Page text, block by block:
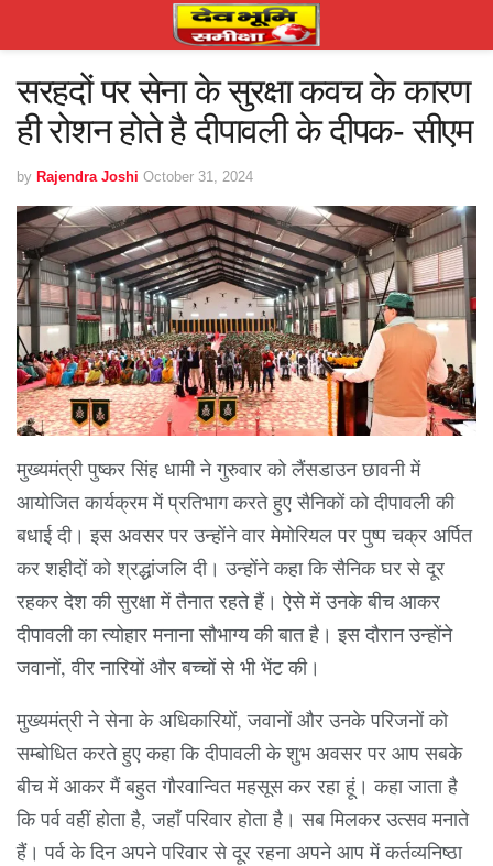
सरहदों पर सेना के सुरक्षा कवच के कारण
ही रोशन होते है दीपावली के दीपक- सीएम
by Rajendra Joshi October 31, 2024
मुख्यमंत्री पुष्कर सिंह धामी ने गुरुवार को लैंसडाउन छावनी में
आयोजित कार्यक्रम में प्रतिभाग करते हुए सैनिकों को दीपावली की
बधाई दी। इस अवसर पर उन्होंने वार मेमोरियल पर पुष्प चक्र अर्पित
कर शहीदों को श्रद्धांजलि दी। उन्होंने कहा कि सैनिक घर से दूर
रहकर देश की सुरक्षा में तैनात रहते हैं। ऐसे में उनके बीच आकर
दीपावली का त्योहार मनाना सौभाग्य की बात है। इस दौरान उन्होंने
जवानों, वीर नारियों और बच्चों से भी भेंट की।
मुख्यमंत्री ने सेना के अधिकारियों, जवानों और उनके परिजनों को
सम्बोधित करते हुए कहा कि दीपावली के शुभ अवसर पर आप सबके
बीच में आकर मैं बहुत गौरवान्वित महसूस कर रहा हूं। कहा जाता है
कि पर्व वहीं होता है, जहाँ परिवार होता है। सब मिलकर उत्सव मनाते
हैं। पर्व के दिन अपने परिवार से दूर रहना अपने आप में कर्तव्यनिष्ठा